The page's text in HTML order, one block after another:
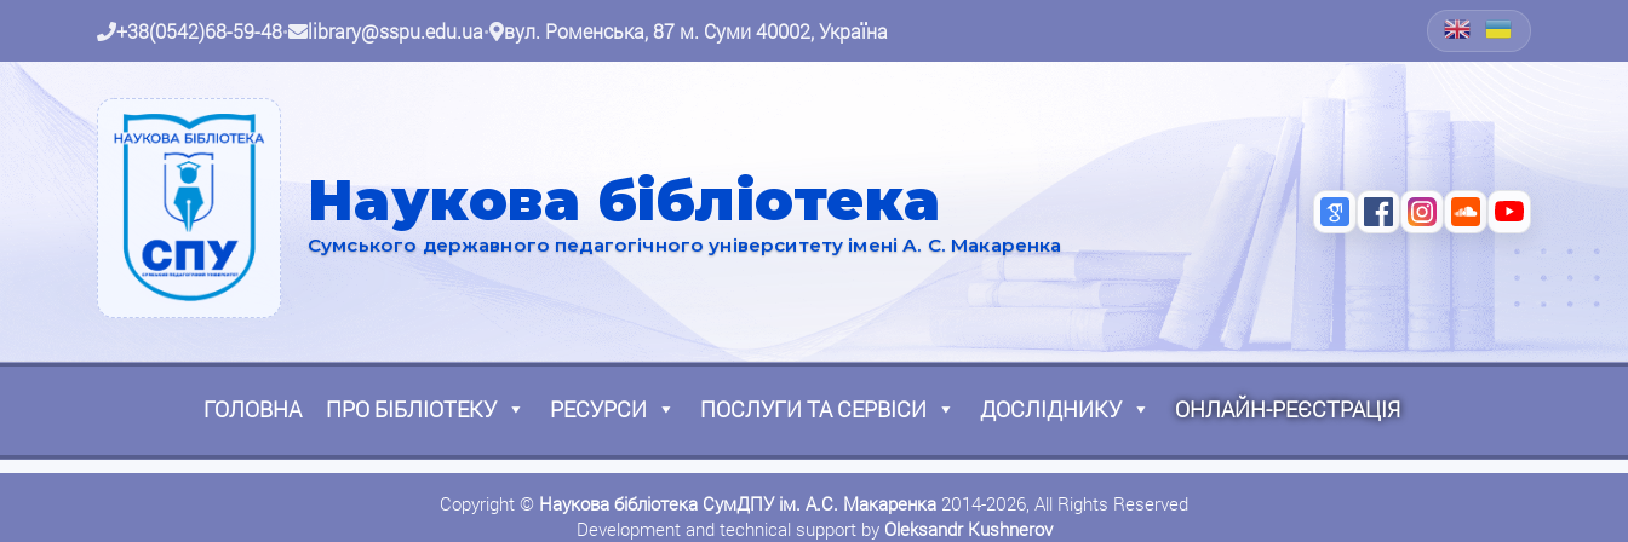
+38(0542)68-59-48• library@sspu.edu.ua• вул. Роменська, 87 м. Суми 40002, Україна
Наукова бібліотека
Сумського державного педагогічного університету імені А. С. Макаренка
ГОЛОВНА ПРО БІБЛІОТЕКУ РЕСУРСИ ПОСЛУГИ ТА СЕРВІСИ ДОСЛІДНИКУ ОНЛАЙН-РЕЄСТРАЦІЯ
Copyright © Наукова бібліотека СумДПУ ім. А.С. Макаренка 2014-2026, All Rights Reserved
Development and technical support by Oleksandr Kushnerov